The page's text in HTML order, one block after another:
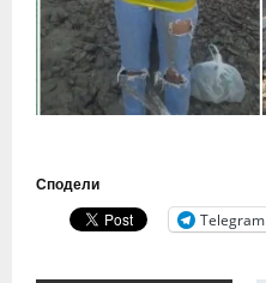
Сподели
Telegram